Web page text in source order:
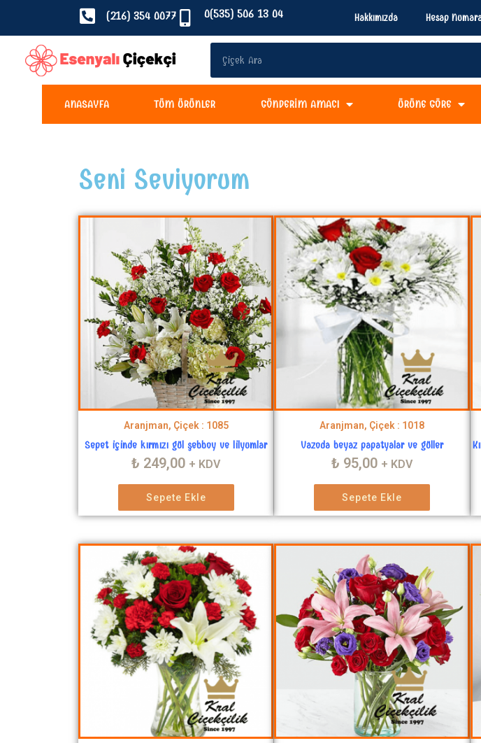
(216) 354 0077 0(535) 506 13 04 Hakkımızda Hesap
ANASAYFA TÜM ÜRÜNLER GÖNDERIM AMACI ÜRÜNE GÖRE
Seni Seviyorum
Aranjman, Çiçek : 1085
Sepet içinde kırmızı gül şebboy ve lilyumlar
₺ 249,00 + KDV
Sepete Ekle
Aranjman, Çiçek : 1018
Vazoda beyaz papatyalar ve güller
₺ 95,00 + KDV
Sepete Ekle